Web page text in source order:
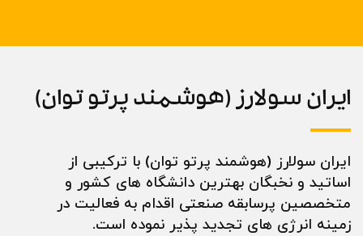
ایران سولارز (هوشمند پرتو توان)
ایران سولارز (هوشمند پرتو توان) با ترکیبی از
اساتید و نخبگان بهترین دانشگاه های کشور و
متخصصین پرسابقه صنعتی اقدام به فعالیت در
زمینه انرژی های تجدید پذیر نموده است.